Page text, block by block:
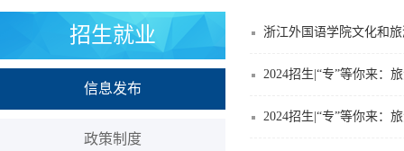
招生就业
信息发布
政策制度
浙江外国语学院文化和
2024招生|“专”等你来：
2024招生|“专”等你来：